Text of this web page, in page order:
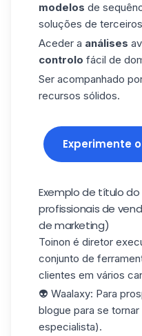
modelos de
soluções de
Aceder a análises
controlo fácil de
Ser acompanhado
recursos sólidos.
Experimente
Exemplo de título do
profissionais de
de marketing)
Toinon é diretor
conjunto de
clientes em vários
👽 Waalaxy: Para
blogue para se
especialista).